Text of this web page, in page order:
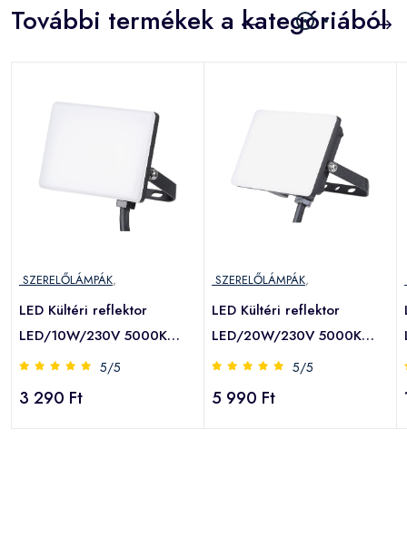
További termékek a kategóriából
SZERELŐLÁMPÁK,
LED Kültéri reflektor
LED/10W/230V 5000K
IP65
5/5
3 290 Ft
SZERELŐLÁMPÁK,
LED Kültéri reflektor
LED/20W/230V 5000K
IP65
5/5
5 990 Ft